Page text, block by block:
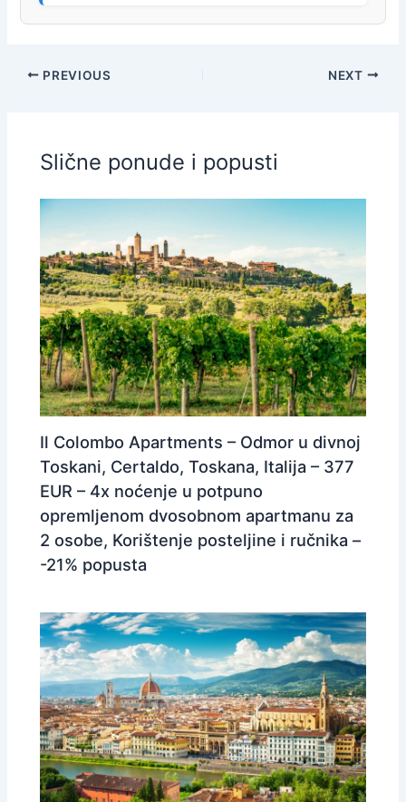
PREVIOUS NEXT
Slične ponude i popusti
Il Colombo Apartments – Odmor u divnoj
Toskani, Certaldo, Toskana, Italija – 377
EUR – 4x noćenje u potpuno
opremljenom dvosobnom apartmanu za
2 osobe, Korištenje posteljine i ručnika –
-21% popusta